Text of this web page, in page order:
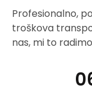
Profesionalno,
troškova
nas, mi to